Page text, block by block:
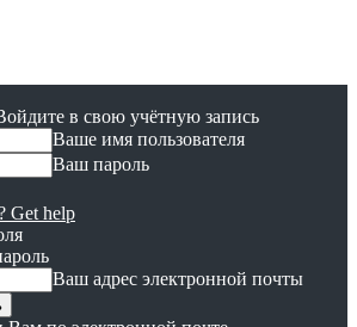
в свою учётную запись
Ваше имя пользователя
Ваш пароль
Get help
Ваш адрес электронной почты